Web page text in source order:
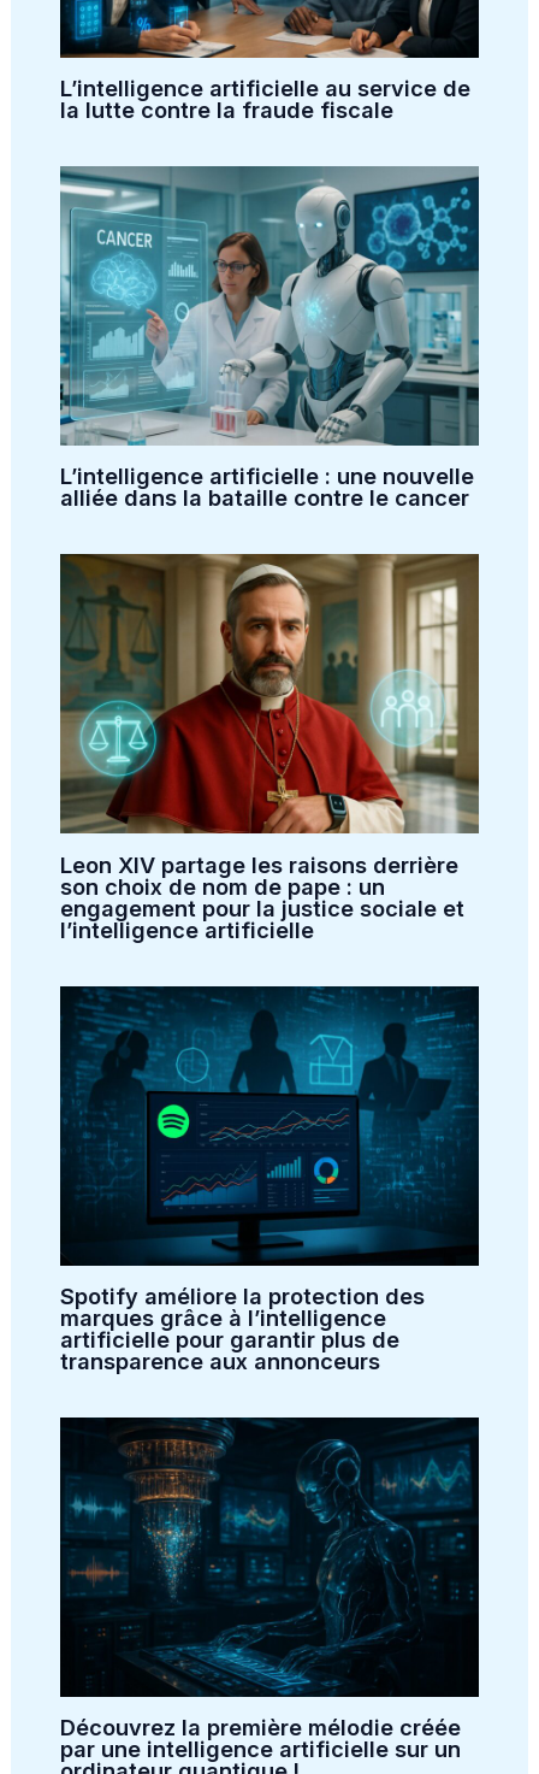
L’intelligence artificielle au service de
la lutte contre la fraude fiscale
L’intelligence artificielle : une nouvelle
alliée dans la bataille contre le cancer
Leon XIV partage les raisons derrière
son choix de nom de pape : un
engagement pour la justice sociale et
l’intelligence artificielle
Spotify améliore la protection des
marques grâce à l’intelligence
artificielle pour garantir plus de
transparence aux annonceurs
Découvrez la première mélodie créée
par une intelligence artificielle sur un